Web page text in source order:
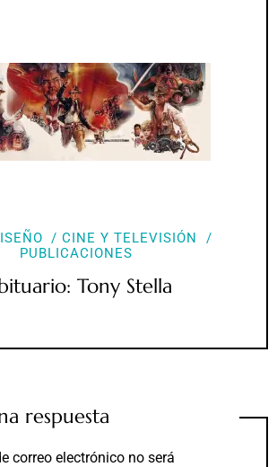
CINE Y TELEVISIÓN
PUBLICACIONES
Tony Stella
respuesta
correo electrónico no será